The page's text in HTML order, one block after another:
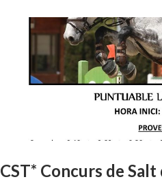
CST* Concurs de Salt